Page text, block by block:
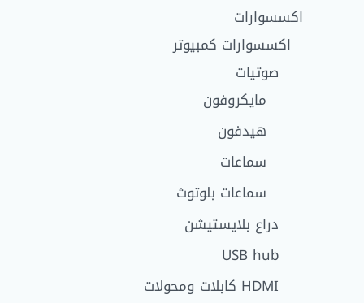
اكسسوارات
اكسسوارات كمبيوتر
صوتيات
مايكروفون
هيدفون
سماعات
سماعات بلوتوث
دراع بلايستيشن
USB hub
HDMI كابلات ومحولات